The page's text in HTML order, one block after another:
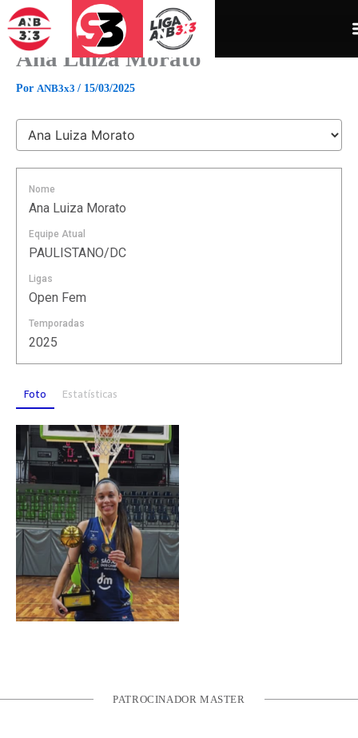
para
conteúdo
Ana Luiza Morato
Por ANB3x3 / 15/03/2025
Nome
Ana Luiza Morato
Equipe Atual
PAULISTANO/DC
Ligas
Open Fem
Temporadas
2025
Foto Estatísticas
PATROCINADOR MASTER